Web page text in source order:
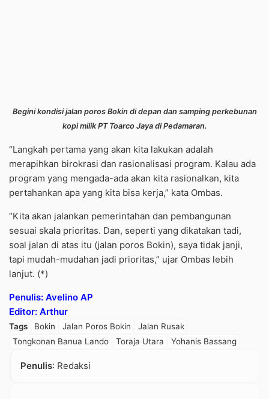
Begini kondisi jalan poros Bokin di depan dan samping perkebunan
kopi milik PT Toarco Jaya di Pedamaran.
“Langkah pertama yang akan kita lakukan adalah
merapihkan birokrasi dan rasionalisasi program. Kalau ada
program yang mengada-ada akan kita rasionalkan, kita
pertahankan apa yang kita bisa kerja,” kata Ombas.
“Kita akan jalankan pemerintahan dan pembangunan
sesuai skala prioritas. Dan, seperti yang dikatakan tadi,
soal jalan di atas itu (jalan poros Bokin), saya tidak janji,
tapi mudah-mudahan jadi prioritas,” ujar Ombas lebih
lanjut. (*)
Penulis: Avelino AP
Editor: Arthur
Tags Bokin Jalan Poros Bokin
Jalan Rusak
Tongkonan Banua Lando
Toraja Utara Yohanis Bassang
Penulis: Redaksi